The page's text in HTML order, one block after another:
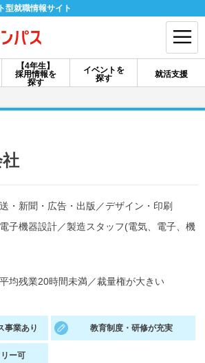
型就職情報サイト
【4年生】
採用情報を
探す
イベントを
探す
就活支援
ログイン
説明会を探す
インターンを探す
ポート
！
就活コラム
社
・新聞・広告・出版 ／デザイン・印刷
子機器設計／製造スタッフ(電気、電子、機
均残業20時間未満／裁量権が大きい
事業あり 教育制度・研修が充実
ー可